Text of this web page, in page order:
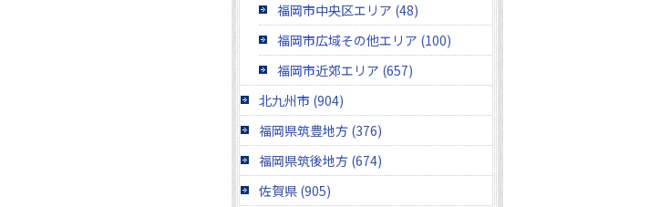
福岡市中央区エリア (48)
福岡市広域その他エリア (100)
福岡市近郊エリア (657)
北九州市 (904)
福岡県筑豊地方 (376)
福岡県筑後地方 (674)
佐賀県 (905)